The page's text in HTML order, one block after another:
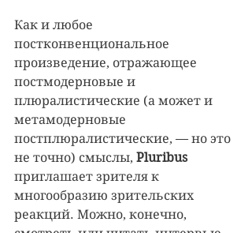
Как и любое
постконвенциональное
произведение, отражающее
постмодерновые и
плюралистические (а может и
метамодерновые
постплюралистические, — но это
не точно) смыслы, Pluribus
приглашает зрителя к
многообразию зрительских
реакций. Можно, конечно,